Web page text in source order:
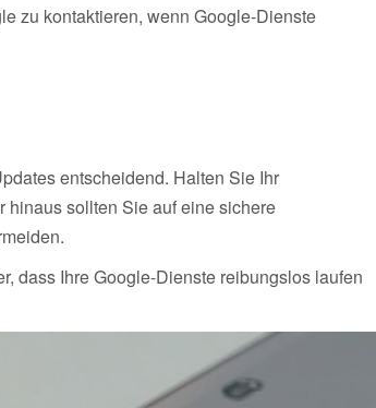
zu kontaktieren, wenn Google-Dienste
entscheidend. Halten Sie Ihr
hinaus sollten Sie auf eine sichere
dass Ihre Google-Dienste reibungslos laufen